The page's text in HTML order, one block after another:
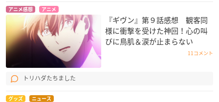
アニメ感想 アニメ
『ギヴン』第９話感想 観客同
様に衝撃を受けた神回！心の叫
びに鳥肌＆涙が止まらない
11コメント
トリハダたちました
グッズ ニュース